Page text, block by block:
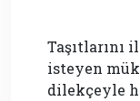
Taşıtlarını
isteyen
dilekçeyle